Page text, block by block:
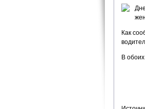
Как
В